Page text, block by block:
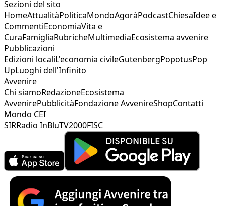
Sezioni del sito
HomeAttualitàPoliticaMondoAgoràPodcastChiesaIdee e
CommentiEconomiaVita e
CuraFamigliaRubricheMultimediaEcosistema avvenire
Pubblicazioni
Edizioni localiL'economia civileGutenbergPopotusPop
UpLuoghi dell'Infinito
Avvenire
Chi siamoRedazioneEcosistema
AvvenirePubblicitàFondazione AvvenireShopContatti
Mondo CEI
SIRRadio InBluTV2000FISC